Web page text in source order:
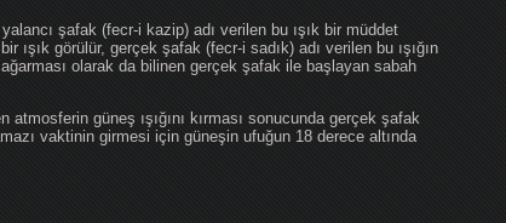
şafak (fecr-i kazip) adı verilen bu ışık bir müddet
ışık görülür, gerçek şafak (fecr-i sadık) adı verilen bu ışığın
olarak da bilinen gerçek şafak ile başlayan sabah
güneş ışığını kırması sonucunda gerçek şafak
vaktinin girmesi için güneşin ufuğun 18 derece altında